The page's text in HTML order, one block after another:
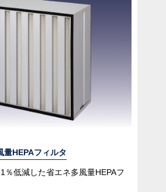
量HEPAフィルタ
％低減した省エネ多風量HEPAフ